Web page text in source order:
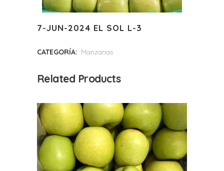
7-JUN-2024 EL SOL L-3
CATEGORÍA: Manzanas
Related Products